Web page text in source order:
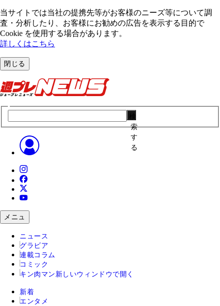
当サイトでは当社の提携先等がお客様のニーズ等について調
査・分析したり、お客様にお勧めの広告を表⽰する⽬的で
Cookie を使⽤する場合があります。
詳しくはこちら
閉じる
索
す
る
メニュ
ニュース
グラビア
連載コラム
コミック
キン肉マン 新しいウィンドウで開く
新着
エンタメ